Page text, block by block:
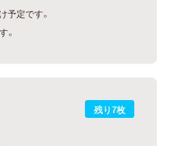
予定です。
。
残り7枚